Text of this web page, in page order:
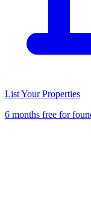
List Your Properties
6 months free for